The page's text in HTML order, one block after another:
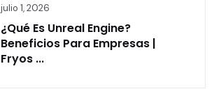
julio 1, 2026
¿Qué Es Unreal Engine?
Beneficios Para Empresas |
Fryos ...